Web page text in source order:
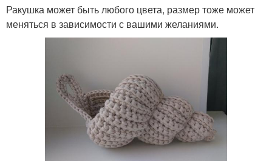
Ракушка может быть любого цвета, размер тоже может
меняться в зависимости с вашими желаниями.